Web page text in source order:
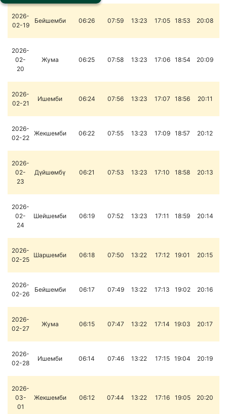
2026-
02-19
Бейшемби 06:26 07:59 13:23 17:05 18:53 20:08
2026-
02-
20
Жума 06:25 07:58 13:23 17:06 18:54 20:09
2026-
02-21
Ишемби 06:24 07:56 13:23 17:07 18:56 20:11
2026-
02-22
Жекшемби 06:22 07:55 13:23 17:09 18:57 20:12
2026-
02-
23
Дүйшөмбү 06:21 07:53 13:23 17:10 18:58 20:13
2026-
02-
24
Шейшемби 06:19 07:52 13:23 17:11 18:59 20:14
2026-
02-25
Шаршемби 06:18 07:50 13:22 17:12 19:01 20:15
2026-
02-26
Бейшемби 06:17 07:49 13:22 17:13 19:02 20:16
2026-
02-27
Жума 06:15 07:47 13:22 17:14 19:03 20:17
2026-
02-28
Ишемби 06:14 07:46 13:22 17:15 19:04 20:19
2026-
03-
01
Жекшемби 06:12 07:44 13:22 17:16 19:05 20:20